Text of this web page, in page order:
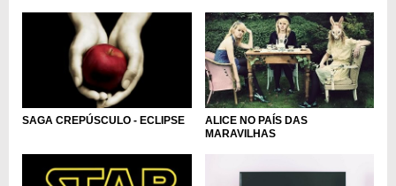
SAGA CREPÚSCULO - ECLIPSE
ALICE NO PAÍS DAS
MARAVILHAS